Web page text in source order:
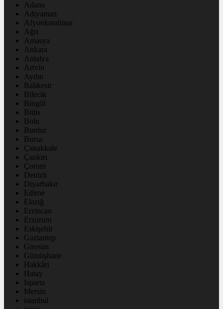
Adana
Adıyaman
Afyonkarahisar
Ağrı
Amasya
Ankara
Antalya
Artvin
Aydın
Balıkesir
Bilecik
Bingöl
Bitlis
Bolu
Burdur
Bursa
Çanakkale
Çankırı
Çorum
Denizli
Diyarbakır
Edirne
Elazığ
Erzincan
Erzurum
Eskişehir
Gaziantep
Giresun
Gümüşhane
Hakkâri
Hatay
Isparta
Mersin
istanbul